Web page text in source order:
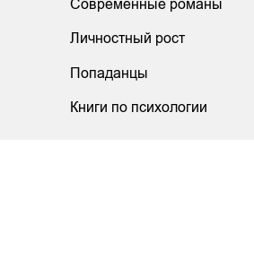
Современные романы
Личностный рост
Попаданцы
Книги по психологии